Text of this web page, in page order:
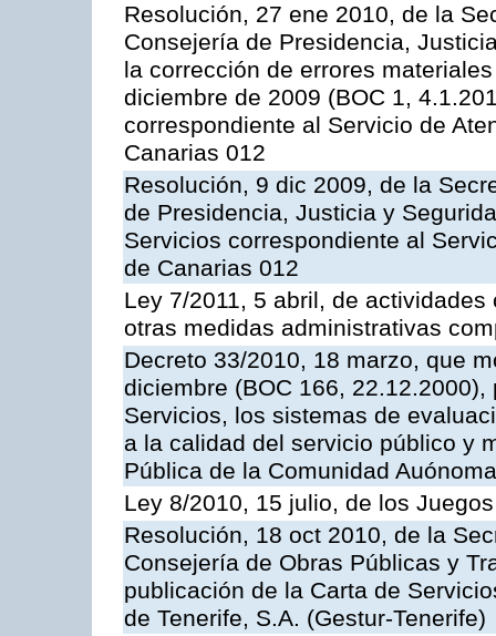
Resolución, 27 ene 2010, de la
Consejería de Presidencia,
la corrección de errores
diciembre de 2009 (BOC 1,
correspondiente al Servicio de
Canarias 012
Resolución, 9 dic 2009, de la
de Presidencia, Justicia y
Servicios correspondiente al
de Canarias 012
Ley 7/2011, 5 abril, de
otras medidas administrativas
Decreto 33/2010, 18 marzo, que
diciembre (BOC 166,
Servicios, los sistemas de
a la calidad del servicio público y
Pública de la Comunidad
Ley 8/2010, 15 julio, de los
Resolución, 18 oct 2010, de la
Consejería de Obras Públicas y
publicación de la Carta de
de Tenerife, S.A. (Gestur-Tenerife)